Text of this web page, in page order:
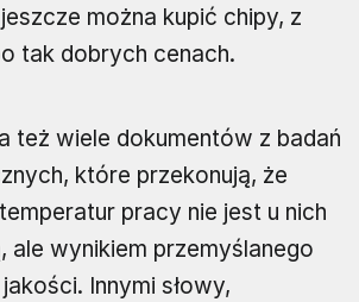
można kupić chipy, z
tak dobrych cenach.
też wiele dokumentów z badań
które przekonują, że
pracy nie jest u nich
ale wynikiem przemyślanego
Innymi słowy,